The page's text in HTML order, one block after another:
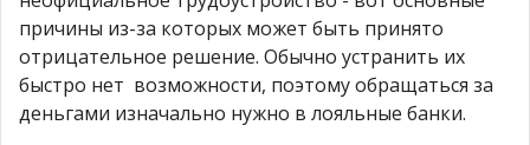
причины из-за которых может быть принято
отрицательное решение. Обычно устранить их
быстро нет возможности, поэтому обращаться за
деньгами изначально нужно в лояльные банки.